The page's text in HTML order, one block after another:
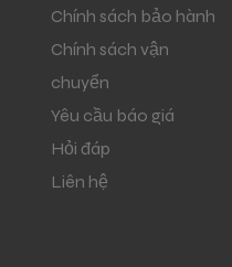
Chính sách bảo hành
Chính sách vận
chuyển
Yêu cầu báo giá
Hỏi đáp
Liên hệ